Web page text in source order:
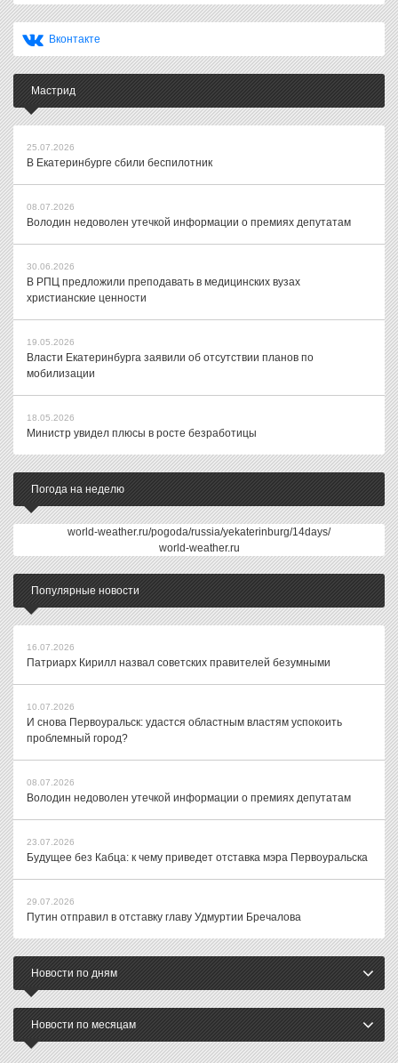
Вконтакте
Мастрид
25.07.2026
В Екатеринбурге сбили беспилотник
08.07.2026
Володин недоволен утечкой информации о премиях депутатам
30.06.2026
В РПЦ предложили преподавать в медицинских вузах
христианские ценности
19.05.2026
Власти Екатеринбурга заявили об отсутствии планов по
мобилизации
18.05.2026
Министр увидел плюсы в росте безработицы
Погода на неделю
world-weather.ru/pogoda/russia/yekaterinburg/14days/
world-weather.ru
Популярные новости
16.07.2026
Патриарх Кирилл назвал советских правителей безумными
10.07.2026
И снова Первоуральск: удастся областным властям успокоить
проблемный город?
08.07.2026
Володин недоволен утечкой информации о премиях депутатам
23.07.2026
Будущее без Кабца: к чему приведет отставка мэра Первоуральска
29.07.2026
Путин отправил в отставку главу Удмуртии Бречалова
Новости по дням
Новости по месяцам